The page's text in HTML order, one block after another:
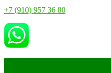
+7 (910) 957 36 80